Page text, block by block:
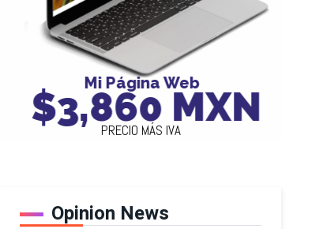
$3,860 MXN
Mi Página Web
PRECIO MÁS IVA
Opinion News